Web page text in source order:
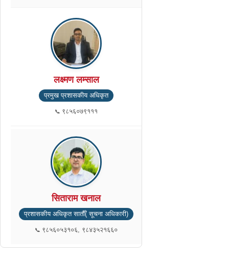
लक्ष्मण लम्साल
प्रमुख प्रशासकीय अधिकृत
९८५६०७९१११
सिताराम खनाल
प्रशासकीय अधिकृत सातौँ( सूचना अधिकारी)
९८५६०५३१०६, ९८४३५२१६६०